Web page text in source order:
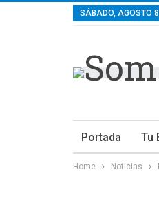
SÁBADO, AGOSTO
Portada Tu
Home Noticias